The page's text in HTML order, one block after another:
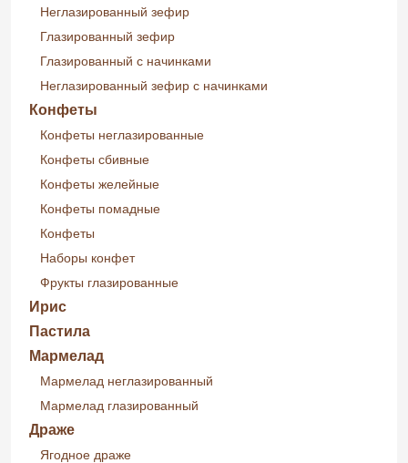
Неглазированный зефир
Глазированный зефир
Глазированный с начинками
Неглазированный зефир с начинками
Конфеты
Конфеты неглазированные
Конфеты сбивные
Конфеты желейные
Конфеты помадные
Конфеты
Наборы конфет
Фрукты глазированные
Ирис
Пастила
Мармелад
Мармелад неглазированный
Мармелад глазированный
Драже
Ягодное драже